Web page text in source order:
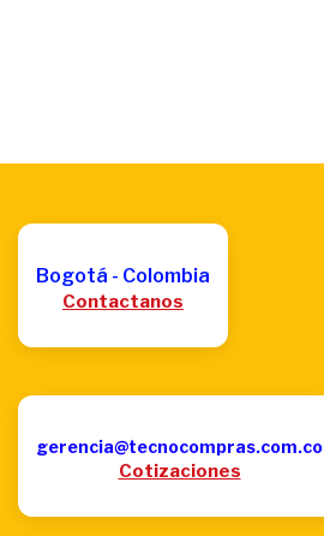
Bogotá - Colombia
Contactanos
gerencia@tecnocompras.com.co
Cotizaciones